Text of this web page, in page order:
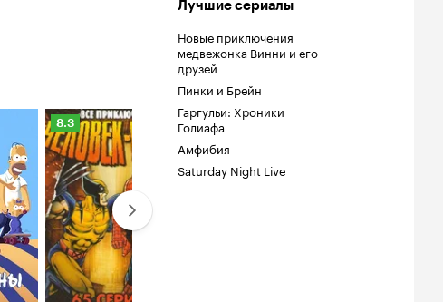
Лучшие сериалы
Новые приключения
медвежонка Винни и его
друзей
Пинки и Брейн
Гаргульи: Хроники
Голиафа
Амфибия
Saturday Night Live
Рейтинг
Кинопоиска
8.3
8.3
Рейтинг
6.2
6.2